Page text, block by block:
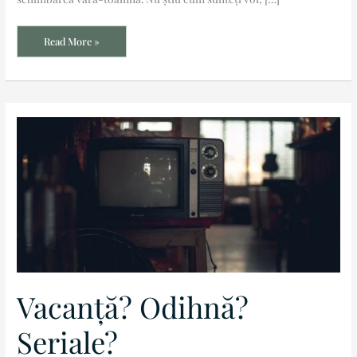
Read More »
Vacanță? Odihnă?
Seriale?
Vacanță?
Seriale?